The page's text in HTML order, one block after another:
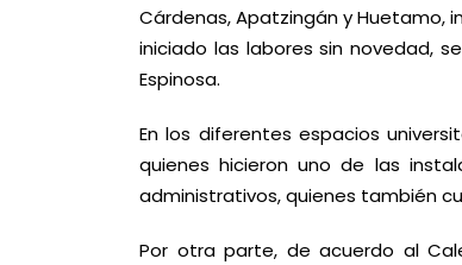
Cárdenas, Apatzingán y Huetamo,
iniciado las labores sin novedad,
Espinosa.
En los diferentes espacios
quienes hicieron uno de las
administrativos, quienes también
Por otra parte, de acuerdo al